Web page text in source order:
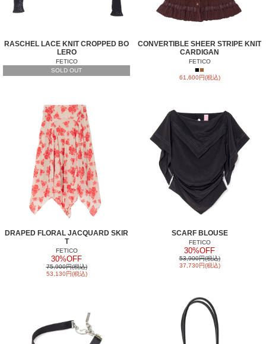
RASCHEL LACE KNIT CROPPED BO
LERO
FETICO
SOLD OUT
CONVERTIBLE SHEER STRIPE KNIT
CARDIGAN
FETICO
■■
61,600円(税込)
DRAPED FLORAL JACQUARD SKIR
T
FETICO
30%OFF
75,900円(税込)
53,130円(税込)
SCARF BLOUSE
FETICO
30%OFF
53,900円(税込)
37,730円(税込)